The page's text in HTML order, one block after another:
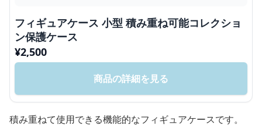
フィギュアケース 小型 積み重ね可能コレクショ
ン保護ケース
¥2,500
商品の詳細を見る
積み重ねて使用できる機能的なフィギュアケースです。